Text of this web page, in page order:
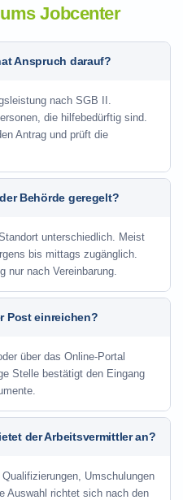
Jobcenter
Anspruch darauf?
nach SGB II.
die hilfebedürftig sind.
Antrag und prüft die
Behörde geregelt?
unterschiedlich. Meist
bis mittags zugänglich.
nur nach Vereinbarung.
Post einreichen?
über das Online-Portal
Stelle bestätigt den Eingang
der Arbeitsvermittler an?
Umschulungen
Auswahl richtet sich nach den